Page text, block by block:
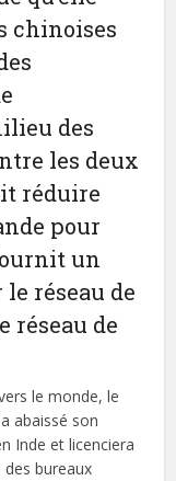
chinoises
des
les deux
réduire
pour
un
réseau de
réseau de
le monde, le
abaissé son
Inde et licenciera
bureaux